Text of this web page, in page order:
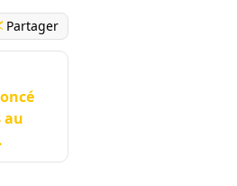
Partager
au